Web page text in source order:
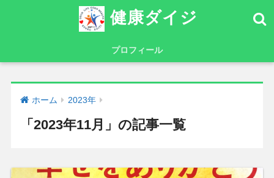
健康ダイジ
プロフィール
ホーム 2023年
「2023年11月」の記事一覧